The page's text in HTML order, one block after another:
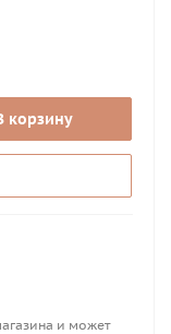
корзину
и может